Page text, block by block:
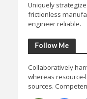
Uniquely
frictionless
engineer reliable.
Follow Me
Collaboratively
whereas
sources.